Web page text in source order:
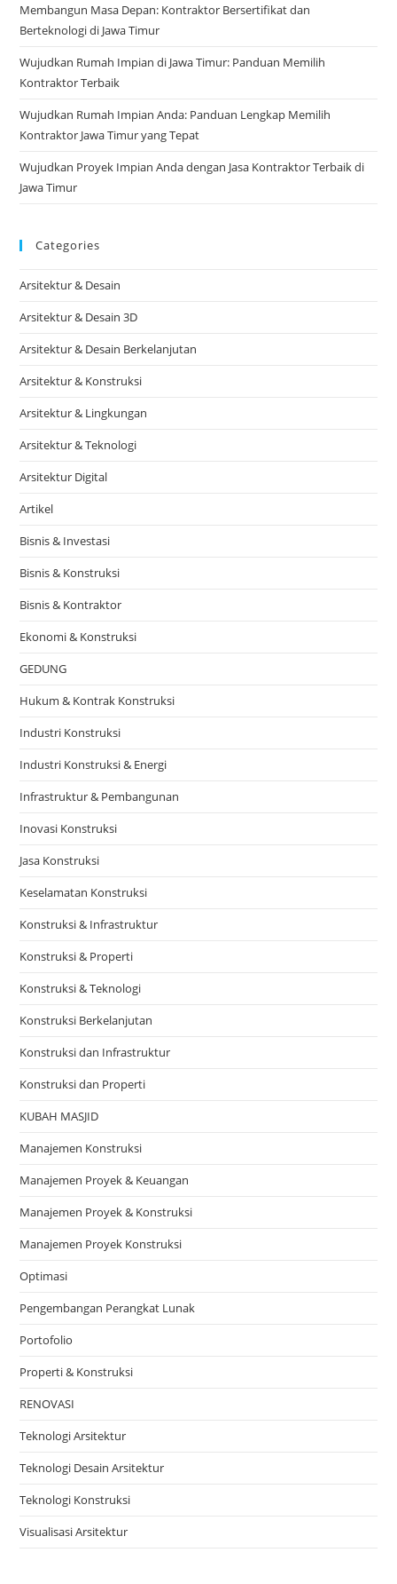
Membangun Masa Depan: Kontraktor Bersertifikat dan
Berteknologi di Jawa Timur
Wujudkan Rumah Impian di Jawa Timur: Panduan Memilih
Kontraktor Terbaik
Wujudkan Rumah Impian Anda: Panduan Lengkap Memilih
Kontraktor Jawa Timur yang Tepat
Wujudkan Proyek Impian Anda dengan Jasa Kontraktor Terbaik di
Jawa Timur
Categories
Arsitektur & Desain
Arsitektur & Desain 3D
Arsitektur & Desain Berkelanjutan
Arsitektur & Konstruksi
Arsitektur & Lingkungan
Arsitektur & Teknologi
Arsitektur Digital
Artikel
Bisnis & Investasi
Bisnis & Konstruksi
Bisnis & Kontraktor
Ekonomi & Konstruksi
GEDUNG
Hukum & Kontrak Konstruksi
Industri Konstruksi
Industri Konstruksi & Energi
Infrastruktur & Pembangunan
Inovasi Konstruksi
Jasa Konstruksi
Keselamatan Konstruksi
Konstruksi & Infrastruktur
Konstruksi & Properti
Konstruksi & Teknologi
Konstruksi Berkelanjutan
Konstruksi dan Infrastruktur
Konstruksi dan Properti
KUBAH MASJID
Manajemen Konstruksi
Manajemen Proyek & Keuangan
Manajemen Proyek & Konstruksi
Manajemen Proyek Konstruksi
Optimasi
Pengembangan Perangkat Lunak
Portofolio
Properti & Konstruksi
RENOVASI
Teknologi Arsitektur
Teknologi Desain Arsitektur
Teknologi Konstruksi
Visualisasi Arsitektur